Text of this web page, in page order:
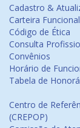
Cadastro &
Carteira Funcional
Código de Ética
Consulta
Convênios
Horário de
Tabela de
Centro de
(CREPOP)